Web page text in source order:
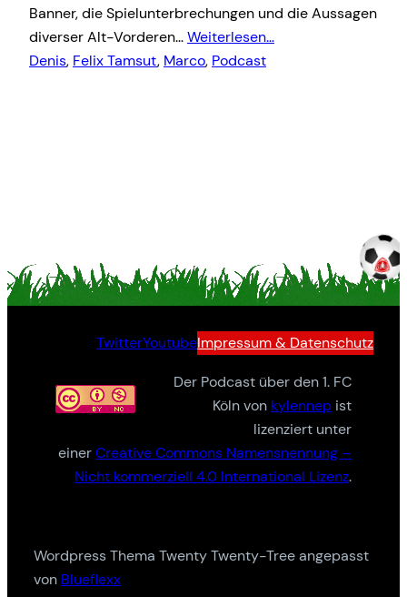
Banner, die Spielunterbrechungen und die Aussagen
diverser Alt-Vorderen…Weiterlesen…
Denis, Felix Tamsut, Marco, Podcast
TwitterYoutubeImpressum & Datenschutz
Der Podcast über den 1. FC
Köln von kylennep ist
lizenziert unter
einerCreative Commons Namensnennung –
Nicht kommerziell 4.0 International Lizenz.
Wordpress Thema Twenty Twenty-Tree angepasst
von Blueflexx